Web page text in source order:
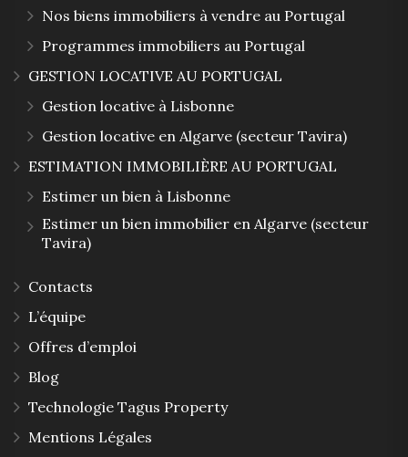
Nos biens immobiliers à vendre au Portugal
Programmes immobiliers au Portugal
GESTION LOCATIVE AU PORTUGAL
Gestion locative à Lisbonne
Gestion locative en Algarve (secteur Tavira)
ESTIMATION IMMOBILIÈRE AU PORTUGAL
Estimer un bien à Lisbonne
Estimer un bien immobilier en Algarve (secteur
Tavira)
Contacts
L’équipe
Offres d’emploi
Blog
Technologie Tagus Property
Mentions Légales